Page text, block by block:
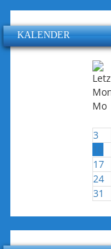
KALENDER
Mo
3
17
24
31